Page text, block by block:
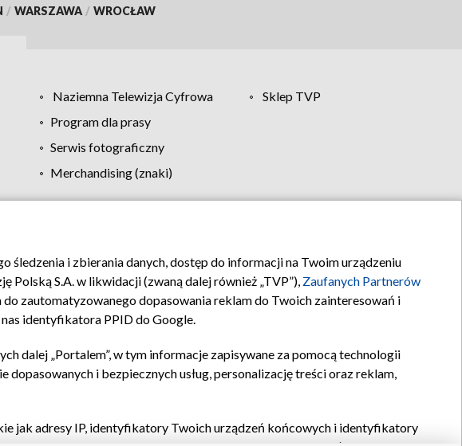
/ WARSZAWA / WROCŁAW
Naziemna Telewizja Cyfrowa
Sklep TVP
Program dla prasy
Serwis fotograficzny
Merchandising (znaki)
Biuro reklamy Kontakt
i zbierania danych, dostęp do informacji na Twoim urządzeniu
S.A. w likwidacji (zwaną dalej również „TVP”), Zaufanych Partnerów
zautomatyzowanego dopasowania reklam do Twoich zainteresowań i
identyfikatora PPID do Google.
dalej „Portalem”, w tym informacje zapisywane za pomocą technologii
i bezpiecznych usług, personalizację treści oraz reklam,
jak adresy IP, identyfikatory Twoich urządzeń końcowych i identyfikatory